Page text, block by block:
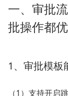
一、审批
批操作都
1、审批模板
（1）支持开启